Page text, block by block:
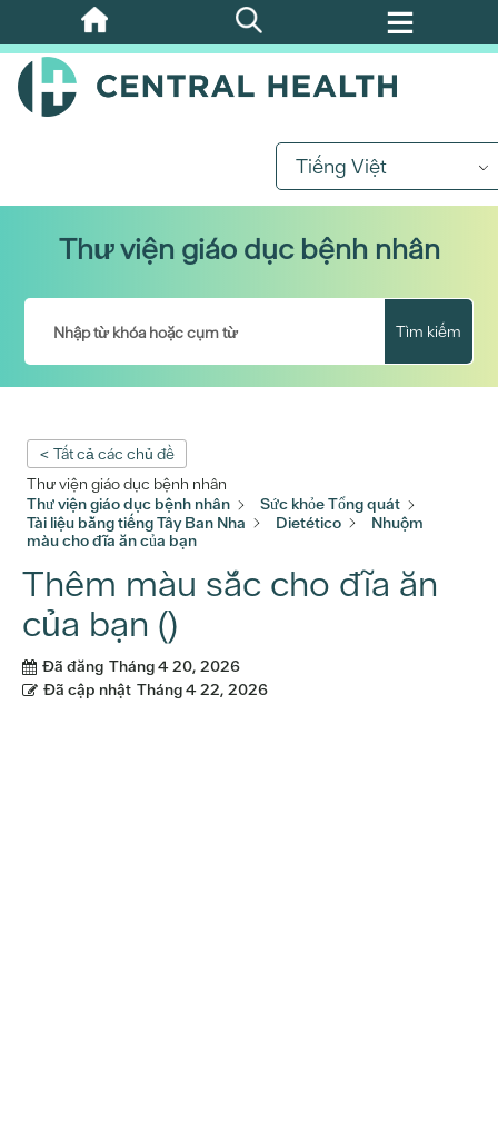
Bỏ
qua
nội
Tiếng Việt
Thư viện giáo dục bệnh nhân
Tìm kiếm
< Tất cả các chủ đề
Thư viện giáo dục bệnh nhân
Thư viện giáo dục bệnh nhân
Sức khỏe Tổng quát
Tài liệu bằng tiếng Tây Ban Nha
Dietético
Nhuộm
màu cho đĩa ăn của bạn
Thêm màu sắc cho đĩa ăn
của bạn ()
Đã đăng Tháng 4 20, 2026
Đã cập nhật Tháng 4 22, 2026